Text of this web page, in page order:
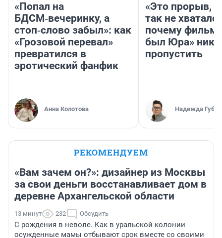
«Попал на
БДСМ‑вечеринку, а
стоп‑слово забыл»: как
«Грозовой перевал»
превратился в
эротический фанфик
Анна Колотова
«Это прорыв,
так не
почему фильм
был Юра»
пропустить
Надежда
РЕКОМЕНДУЕМ
«Вам зачем он?»: дизайнер из Москвы
за свои деньги восстанавливает дом в
деревне Архангельской области
13 минут 232 Обсудить
С рождения в неволе. Как в уральской колонии
осужденные мамы отбывают срок вместе со своими